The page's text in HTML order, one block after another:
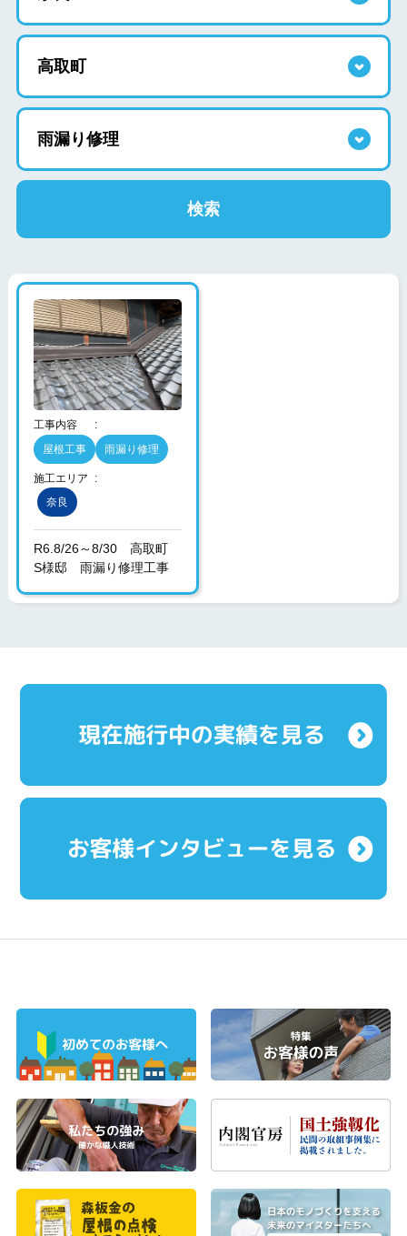
工事内容
屋根工事
雨漏り修理
施工エリア
奈良
R6.8/26～8/30 高取町
S様邸 雨漏り修理工事